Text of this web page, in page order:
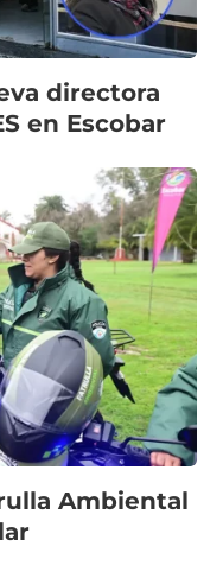
directora
en Escobar
Ambiental